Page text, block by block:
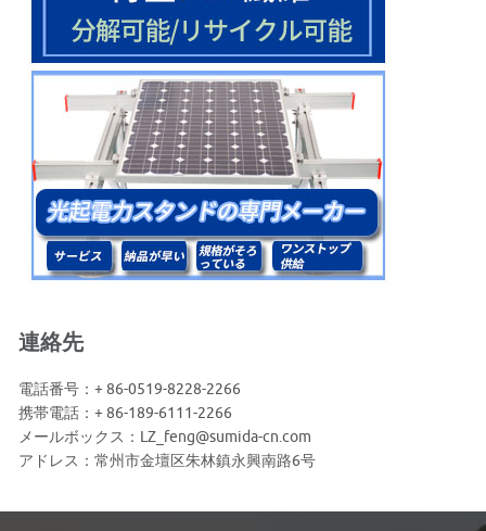
連絡先
電話番号：+ 86-0519-8228-2266
携帯電話：+ 86-189-6111-2266
メールボックス：LZ_feng@sumida-cn.com
アドレス：常州市金壇区朱林鎮永興南路6号